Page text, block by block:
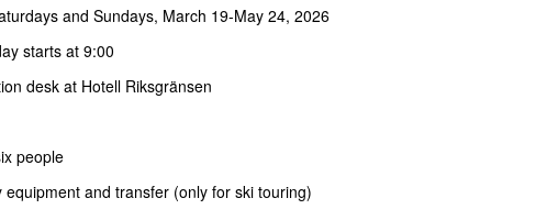
and Sundays, March 19-May 24, 2026
starts at 9:00
desk at Hotell Riksgränsen
people
and transfer (only for ski touring)